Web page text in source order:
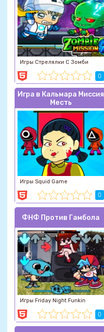
Игры Стрелялки С Зомби
0
Игра в Кальмара Миссия
Месть
Игры Squid Game
0
ФНФ Против Гамбола
Игры Friday Night Funkin
0